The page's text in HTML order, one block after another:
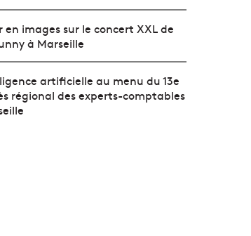
en images sur le concert XXL de
à Marseille
artificielle au menu du 13e
régional des experts-comptables